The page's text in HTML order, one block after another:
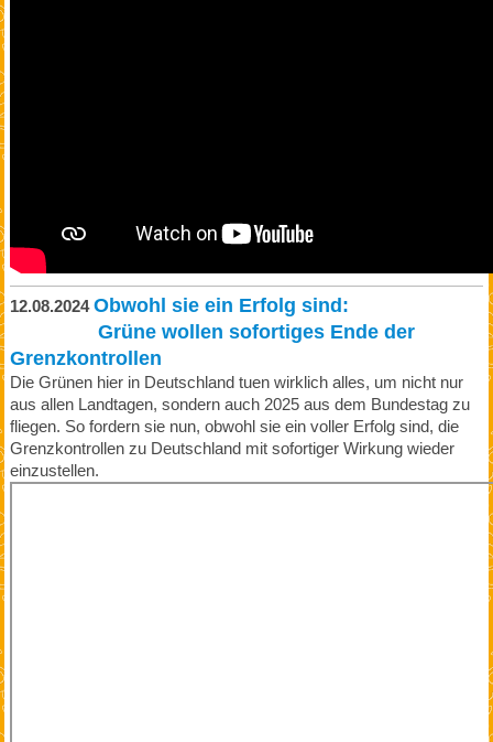
12.08.2024Obwohl sie ein Erfolg sind:
Grüne wollen sofortiges Ende der
Grenzkontrollen
Die Grünen hier in Deutschland tuen wirklich alles, um nicht nur
aus allen Landtagen, sondern auch 2025 aus dem Bundestag zu
fliegen. So fordern sie nun, obwohl sie ein voller Erfolg sind, die
Grenzkontrollen zu Deutschland mit sofortiger Wirkung wieder
einzustellen.